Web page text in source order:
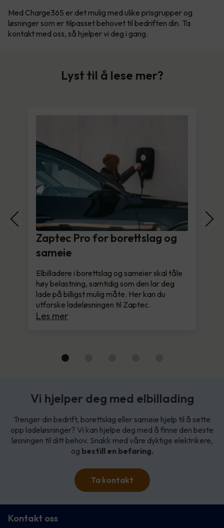
Med Charge365 er det mulig med ulike prisgrupper og
løsninger som er tilpasset behovet til bedriften din. Ta
kontakt med oss, så hjelper vi deg i gang.
Lyst til å lese mer?
Zaptec Pro for borettslag og
sameie
Elbilladere i borettslag og sameier skal tåle
høy belastning, samtidig som den lar deg
lade på billigst mulig måte. Her kan du
utforske ladeløsningen til Zaptec.
Les mer
Vi hjelper deg med elbillading
Trenger din bedrift, borettslag eller sameie hjelp til å sette
opp ladeløsninger? Vi kan hjelpe deg med å finne den beste
løsningen til ditt behov. Snakk med våre dyktige elektrikere,
og bestill en befaring.
Ta kontakt
Kontakt oss